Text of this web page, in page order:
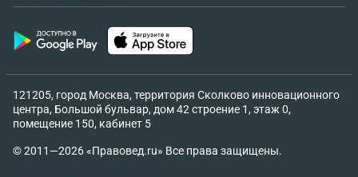
121205, город Москва, территория Сколково инновационного
центра, Большой бульвар, дом 42 строение 1, этаж 0,
помещение 150, кабинет 5
© 2011—2026 «Правовед.ru» Все права защищены.